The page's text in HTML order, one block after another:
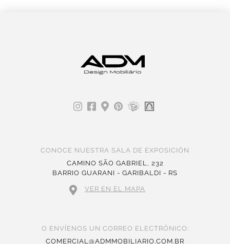
CONOCE NUESTRA SALA DE EXPOSICIÓN
CAMINO SÃO GABRIEL, 232
BARRIO GUARANI - GARIBALDI - RS
VER EN EL MAPA
O ENVÍENOS UN CORREO ELECTRÓNICO:
COMERCIAL@ADMMOBILIARIO.COM.BR